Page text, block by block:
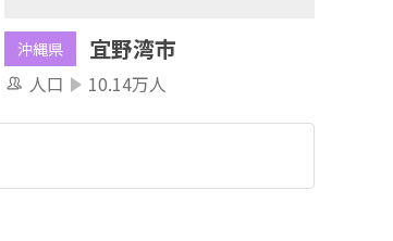
沖縄県 宜野湾市
人口 10.14万人